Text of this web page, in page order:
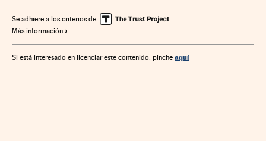
Alimentación Industria
Se adhiere a los criterios de
Más información
Si está interesado en licenciar este contenido, pinche aquí